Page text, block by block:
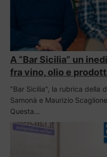
A “Bar Sicilia” un
fra vino, olio e
"Bar Sicilia", la rubrica della
Samonà e Maurizio
Questa…